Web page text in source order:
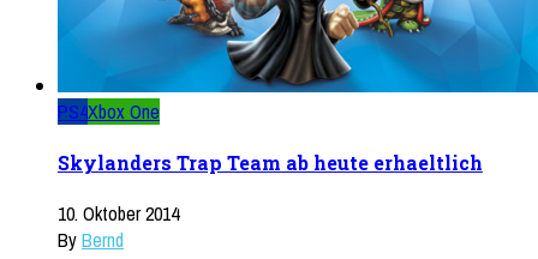
PS4Xbox One
Skylanders Trap Team ab heute erhaeltlich
10. Oktober 2014
ByBernd